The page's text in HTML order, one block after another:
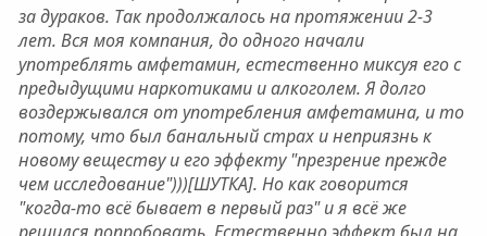
за дураков. Так продолжалось на протяжении 2-3
лет. Вся моя компания, до одного начали
употреблять амфетамин, естественно миксуя его с
предыдущими наркотиками и алкоголем. Я долго
воздержывался от употребления амфетамина, и то
потому, что был банальный страх и неприязнь к
новому веществу и его эффекту "презрение прежде
чем исследование")))[ШУТКА]. Но как говорится
"когда-то всё бывает в первый раз" и я всё же